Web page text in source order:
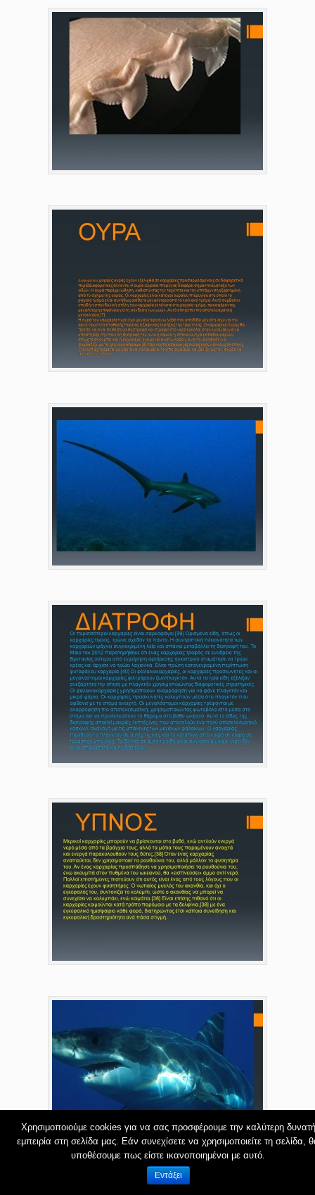
Χρησιμοποιούμε cookies για να σας προσφέρουμε την καλύτερη δυνατή
εμπειρία στη σελίδα μας. Εάν συνεχίσετε να χρησιμοποιείτε τη σελίδα,
υποθέσουμε πως είστε ικανοποιημένοι με αυτό.
Εντάξει